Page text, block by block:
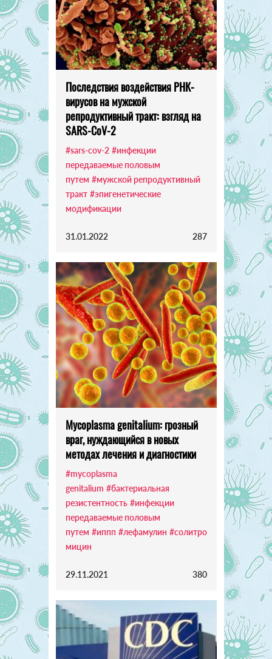
Последствия воздействия РНК-
вирусов на мужской
репродуктивный тракт: взгляд на
SARS-CoV-2
#sars-cov-2 #инфекции
передаваемые половым
путем #мужской репродуктивный
тракт #эпигенетические
модификации
31.01.2022 287
Mycoplasma genitalium: грозный
враг, нуждающийся в новых
методах лечения и диагностики
#mycoplasma
genitalium #бактериальная
резистентность #инфекции
передаваемые половым
путем #иппп #лефамулин #солитро
мицин
29.11.2021 380